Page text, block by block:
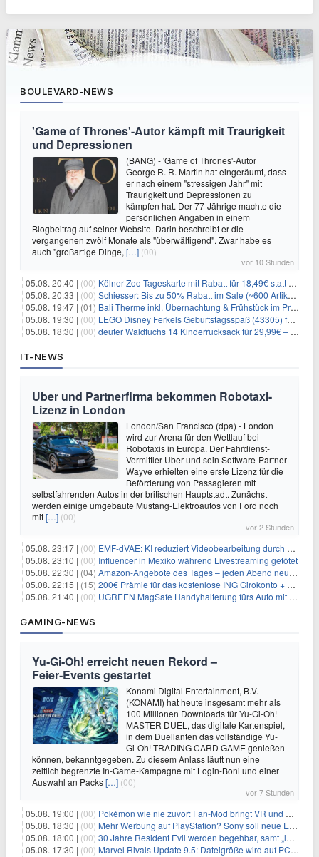
BOULEVARD-NEWS
'Game of Thrones'-Autor kämpft mit Traurigkeit
und Depressionen
(BANG) - 'Game of Thrones'-Autor
George R. R. Martin hat eingeräumt, dass
er nach einem "stressigen Jahr" mit
Traurigkeit und Depressionen zu
kämpfen hat. Der 77-Jährige machte die
persönlichen Angaben in einem
Blogbeitrag auf seiner Website. Darin beschreibt er die
vergangenen zwölf Monate als "überwältigend". Zwar habe es
auch "großartige Dinge, […] (00)
vor 10 Stunden
05.08. 20:40 | (00) Kölner Zoo Tageskarte mit Rabatt für 18,49€ statt 29,50€ – einlösbar bis Dezember
05.08. 20:33 | (00) Schiesser: Bis zu 50% Rabatt im Sale (~600 Artikel zur Auswahl)
05.08. 19:47 | (01) Bali Therme inkl. Übernachtung & Frühstück im Premium Hotel (Bad Oeynhausen) ab 89€ p.P.
05.08. 19:30 | (00) LEGO Disney Ferkels Geburtstagsspaß (43305) für 29,10€
05.08. 18:30 | (00) deuter Waldfuchs 14 Kinderrucksack für 29,99€ – Amber-maple
IT-NEWS
Uber und Partnerfirma bekommen Robotaxi-
Lizenz in London
London/San Francisco (dpa) - London
wird zur Arena für den Wettlauf bei
Robotaxis in Europa. Der Fahrdienst-
Vermittler Uber und sein Software-Partner
Wayve erhielten eine erste Lizenz für die
Beförderung von Passagieren mit
selbstfahrenden Autos in der britischen Hauptstadt. Zunächst
werden einige umgebaute Mustang-Elektroautos von Ford noch
mit[…] (00)
vor 2 Stunden
05.08. 23:17 | (00) EMF-dVAE: KI reduziert Videobearbeitung durch audio-gesteuerte Bildauswahl um 65%
05.08. 23:10 | (00) Influencer in Mexiko während Livestreaming getötet
05.08. 22:30 | (04) Amazon-Angebote des Tages – jeden Abend neue Deals zum Stöbern
05.08. 22:15 | (15) 200€ Prämie für das kostenlose ING Girokonto + gratis Visa + 3,75% Zinsen
05.08. 21:40 | (00) UGREEN MagSafe Handyhalterung fürs Auto mit 20 N52-Magneten für 7,96€
GAMING-NEWS
Yu‑Gi‑Oh! erreicht neuen Rekord –
Feier‑Events gestartet
Konami Digital Entertainment, B.V.
(KONAMI) hat heute insgesamt mehr als
100 Millionen Downloads für Yu-Gi-Oh!
MASTER DUEL, das digitale Kartenspiel,
in dem Duellanten das vollständige Yu-
Gi-Oh! TRADING CARD GAME genießen
können, bekanntgegeben. Zu diesem Anlass läuft nun eine
zeitlich begrenzte In-Game-Kampagne mit Login-Boni und einer
Auswahl an Packs[…] (00)
vor 7 Stunden
05.08. 19:00 | (00) Pokémon wie nie zuvor: Fan-Mod bringt VR und Ego-Perspektive nach Kanto
05.08. 18:30 | (00) Mehr Werbung auf PlayStation? Sony soll neue Einnahmequellen prüfen
05.08. 18:00 | (00) 30 Jahre Resident Evil werden begehbar, samt „lebensgroßem Leon“
05.08. 17:30 | (00) Marvel Rivals Update 9.5: Dateigröße wird auf PC und Konsolen deutlich reduziert